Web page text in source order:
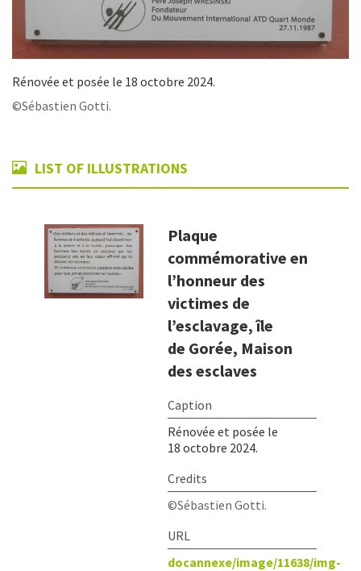
Rénovée et posée le 18 octobre 2024.
©Sébastien Gotti.
LIST OF ILLUSTRATIONS
Plaque
commémorative en
l’honneur des
victimes de
l’esclavage, île
de Gorée, Maison
des esclaves
Rénovée et posée le
18 octobre 2024.
©Sébastien Gotti.
docannexe/image/11638/img-